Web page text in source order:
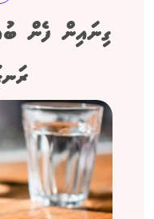
ގިނައިން ފެން